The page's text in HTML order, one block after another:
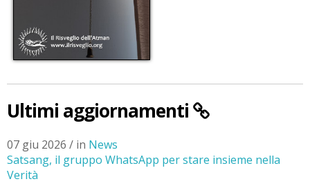
Ultimi aggiornamenti
07 giu 2026 / in News
Satsang, il gruppo WhatsApp per stare insieme nella
Verità